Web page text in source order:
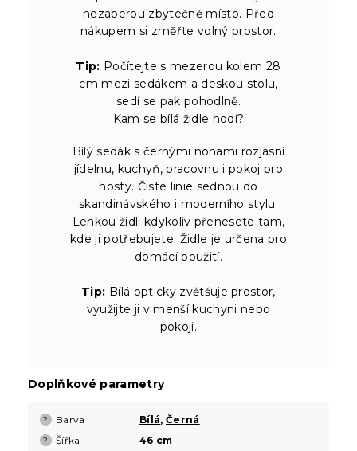
nezaberou zbytečně místo. Před
nákupem si změřte volný prostor.
Tip: Počítejte s mezerou kolem 28
cm mezi sedákem a deskou stolu,
sedí se pak pohodlně.
Kam se bílá židle hodí?
Bílý sedák s černými nohami rozjasní
jídelnu, kuchyň, pracovnu i pokoj pro
hosty. Čisté linie sednou do
skandinávského i moderního stylu.
Lehkou židli kdykoliv přenesete tam,
kde ji potřebujete. Židle je určena pro
domácí použití.
Tip: Bílá opticky zvětšuje prostor,
využijte ji v menší kuchyni nebo
pokoji.
Doplňkové parametry
? Barva Bílá,Černá
? Šířka 46 cm